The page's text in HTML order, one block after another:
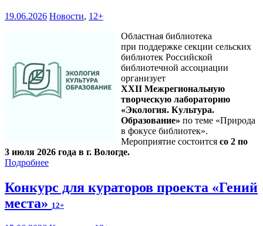
19.06.2026 Новости, 12+
Областная библиотека
при поддержке секции сельских
библиотек Российской
библиотечной ассоциации
организует
XXII Межрегиональную
творческую лабораторию
«Экология. Культура.
Образование» по теме «Природа
в фокусе библиотек».
Мероприятие состоится со 2 по
3 июля 2026 года в г. Вологде.
Подробнее
Конкурс для кураторов проекта «Гений
места» 12+